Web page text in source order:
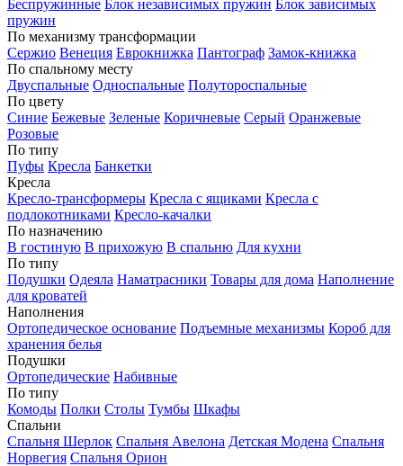
Беспружинные Блок независимых пружин Блок зависимых
пружин
По механизму трансформации
Сержио Венеция Еврокнижка Пантограф Замок-книжка
По спальному месту
Двуспальные Односпальные Полутороспальные
По цвету
Синие Бежевые Зеленые Коричневые Серый Оранжевые
Розовые
По типу
Пуфы Кресла Банкетки
Кресла
Кресло-трансформеры Кресла с ящиками Кресла с
подлокотниками Кресло-качалки
По назначению
В гостиную В прихожую В спальню Для кухни
По типу
Подушки Одеяла Наматрасники Товары для дома Наполнение
для кроватей
Наполнения
Ортопедическое основание Подъемные механизмы Короб для
хранения белья
Подушки
Ортопедические Набивные
По типу
Комоды Полки Столы Тумбы Шкафы
Спальни
Спальня Шерлок Спальня Авелона Детская Модена Спальня
Норвегия Спальня Орион